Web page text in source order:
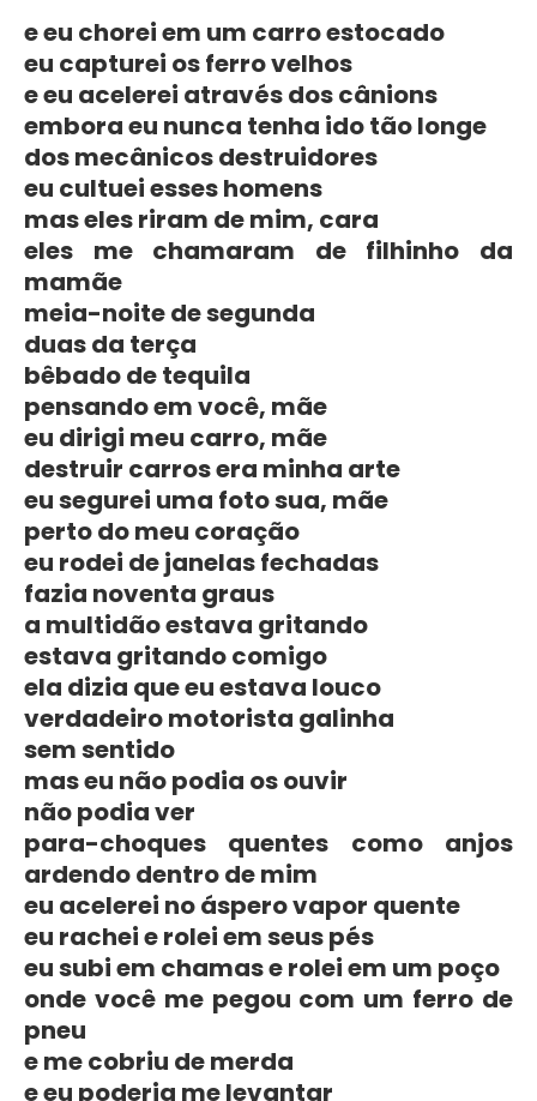
e eu chorei em um carro estocado
eu capturei os ferro velhos
e eu acelerei através dos cânions
embora eu nunca tenha ido tão longe
dos mecânicos destruidores
eu cultuei esses homens
mas eles riram de mim, cara
eles me chamaram de filhinho da
mamãe
meia-noite de segunda
duas da terça
bêbado de tequila
pensando em você, mãe
eu dirigi meu carro, mãe
destruir carros era minha arte
eu segurei uma foto sua, mãe
perto do meu coração
eu rodei de janelas fechadas
fazia noventa graus
a multidão estava gritando
estava gritando comigo
ela dizia que eu estava louco
verdadeiro motorista galinha
sem sentido
mas eu não podia os ouvir
não podia ver
para-choques quentes como anjos
ardendo dentro de mim
eu acelerei no áspero vapor quente
eu rachei e rolei em seus pés
eu subi em chamas e rolei em um poço
onde você me pegou com um ferro de
pneu
e me cobriu de merda
e eu poderia me levantar